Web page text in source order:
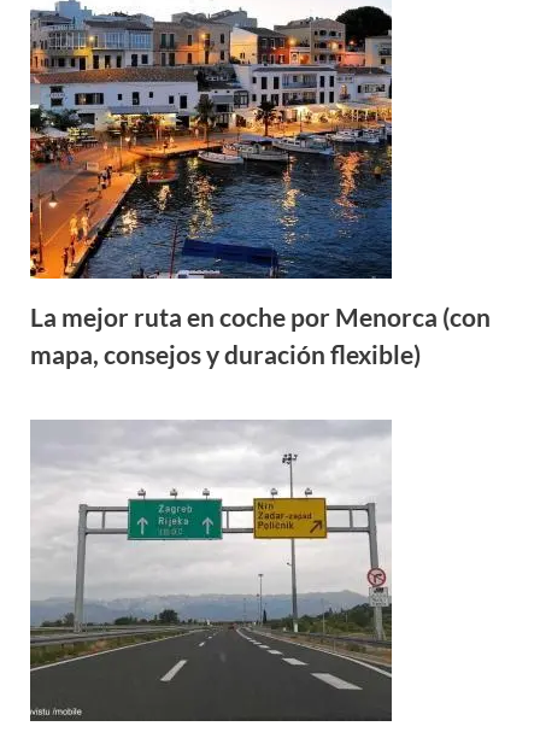
La mejor ruta en coche por Menorca (con
mapa, consejos y duración flexible)